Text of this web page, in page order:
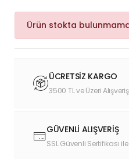
Ürün stokta
ÜCRETSİZ KARGO
3500 TL ve Üzeri
GÜVENLİ ALIŞVERİŞ
SSL Güvenli Sertifikası